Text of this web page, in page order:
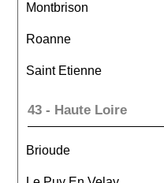
Montbrison
Roanne
Saint Etienne
43 - Haute Loire
Brioude